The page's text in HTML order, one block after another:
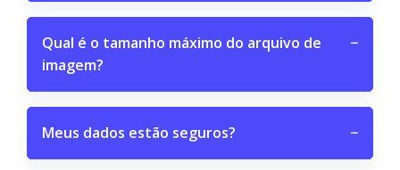
Qual é o tamanho máximo do arquivo de
imagem?
−
Meus dados estão seguros? −